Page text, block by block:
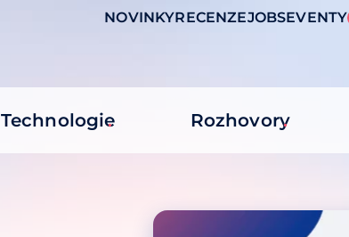
NOVINKYRECENZEJOBSEVENTY
Technologie Rozhovory